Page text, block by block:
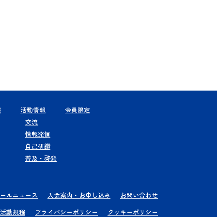
活動情報
交流
情報発信
自己研鑽
普及・啓発
会員限定
ルニュース 入会案内・お申し込み
お問い合わせ
動規程
プライバシーポリシー クッキーポリシー